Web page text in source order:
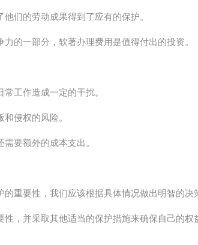
们的劳动成果得到了应有的保护。
的一部分，软著办理费用是值得付出的投资。
工作造成一定的干扰。
侵权的风险。
要额外的成本支出。
重要性，我们应该根据具体情况做出明智的决
，并采取其他适当的保护措施来确保自己的权